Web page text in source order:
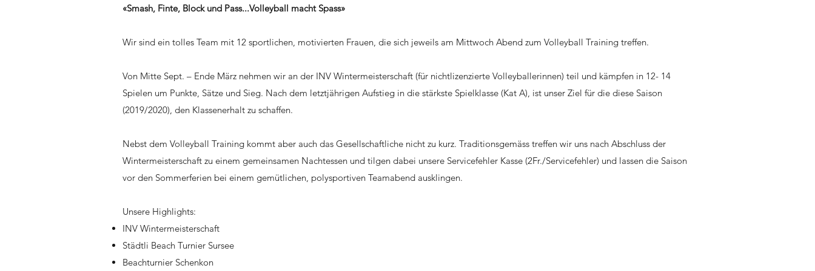
«Smash, Finte, Block und Pass...Volleyball macht Spass»
Wir sind ein tolles Team mit 12 sportlichen, motivierten Frauen, die sich jeweils am Mittwoch Abend zum Volleyball Training treffen.
Von Mitte Sept. – Ende März nehmen wir an der INV Wintermeisterschaft (für nichtlizenzierte Volleyballerinnen) teil und kämpfen in 12- 14
Spielen um Punkte, Sätze und Sieg. Nach dem letztjährigen Aufstieg in die stärkste Spielklasse (Kat A), ist unser Ziel für die diese Saison
(2019/2020), den Klassenerhalt zu schaffen.
Nebst dem Volleyball Training kommt aber auch das Gesellschaftliche nicht zu kurz. Traditionsgemäss treffen wir uns nach Abschluss der
Wintermeisterschaft zu einem gemeinsamen Nachtessen und tilgen dabei unsere Servicefehler Kasse (2Fr./Servicefehler) und lassen die Saison
vor den Sommerferien bei einem gemütlichen, polysportiven Teamabend ausklingen.
Unsere Highlights:
INV Wintermeisterschaft
Städtli Beach Turnier Sursee
Beachturnier Schenkon